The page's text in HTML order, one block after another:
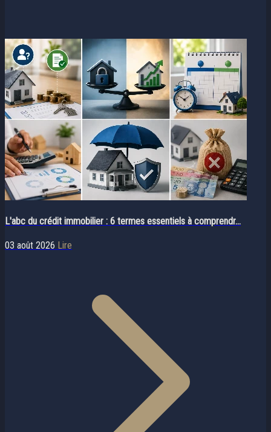
L'abc du crédit immobilier : 6 termes essentiels à comprendr...
03 août 2026 Lire